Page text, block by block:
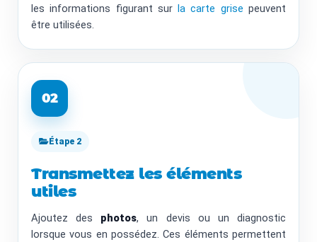
les informations figurant sur la carte grise peuvent
être utilisées.
02
Étape 2
Transmettez les éléments
utiles
Ajoutez des photos, un devis ou un diagnostic
lorsque vous en possédez. Ces éléments permettent